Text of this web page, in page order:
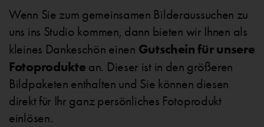
Wenn Sie zum gemeinsamen Bilderaussuchen zu
uns ins Studio kommen, dann bieten wir Ihnen als
kleines Dankeschön einen Gutschein für unsere
Fotoprodukte an. Dieser ist in den größeren
Bildpaketen enthalten und Sie können diesen
direkt für Ihr ganz persönliches Fotoprodukt
einlösen.